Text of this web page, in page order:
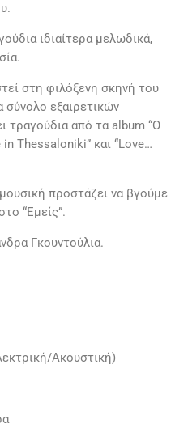
ιδιαίτερα μελωδικά,
στη φιλόξενη σκηνή του
εξαιρετικών
τραγούδια από τα album “Ο
Thessaloniki” και “Love…
προστάζει να βγούμε
“Εμείς”.
Γκουντούλια.
Ακουστική)